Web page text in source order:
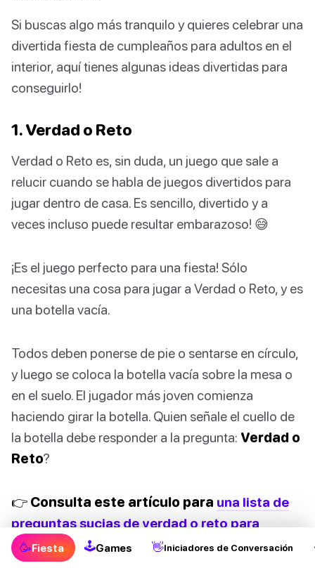
Si buscas algo más tranquilo y quieres celebrar una
divertida fiesta de cumpleaños para adultos en el
interior, aquí tienes algunas ideas divertidas para
conseguirlo!
1. Verdad o Reto
Verdad o Reto es, sin duda, un juego que sale a
relucir cuando se habla de juegos divertidos para
jugar dentro de casa. Es sencillo, divertido y a
veces incluso puede resultar embarazoso! 😅
¡Es el juego perfecto para una fiesta! Sólo
necesitas una cosa para jugar a Verdad o Reto, y es
una botella vacía.
Todos deben ponerse de pie o sentarse en círculo,
y luego se coloca la botella vacía sobre la mesa o
en el suelo. El jugador más joven comienza
haciendo girar la botella. Quien señale el cuello de
la botella debe responder a la pregunta: Verdad o
Reto?
👉 Consulta este artículo para una lista de
preguntas sucias de verdad o reto para
adultos!
🥳Fiesta 🕹Games 👋Iniciadores de Conversación